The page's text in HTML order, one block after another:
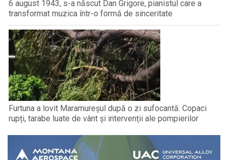
6 august 1943, s-a născut Dan Grigore, pianistul care a
transformat muzica într-o formă de sinceritate
Furtuna a lovit Maramureșul după o zi sufocantă. Copaci
rupți, tarabe luate de vânt și intervenții ale pompierilor